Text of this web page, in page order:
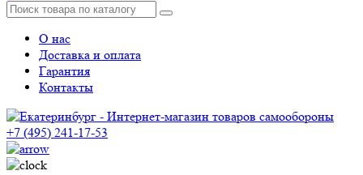
О нас
Доставка и оплата
Гарантия
Контакты
+7 (495) 241-17-53